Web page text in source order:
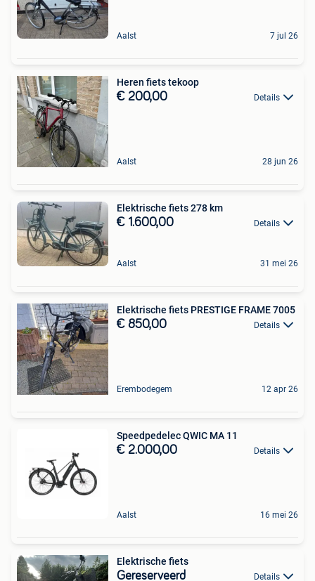
Aalst 7 jul 26
Heren fiets tekoop
€ 200,00 Details
Aalst 28 jun 26
Elektrische fiets 278 km
€ 1.600,00 Details
Aalst 31 mei 26
Elektrische fiets PRESTIGE FRAME 7005
€ 850,00 Details
Erembodegem 12 apr 26
Speedpedelec QWIC MA 11
€ 2.000,00 Details
Aalst 16 mei 26
Elektrische fiets
Gereserveerd Details